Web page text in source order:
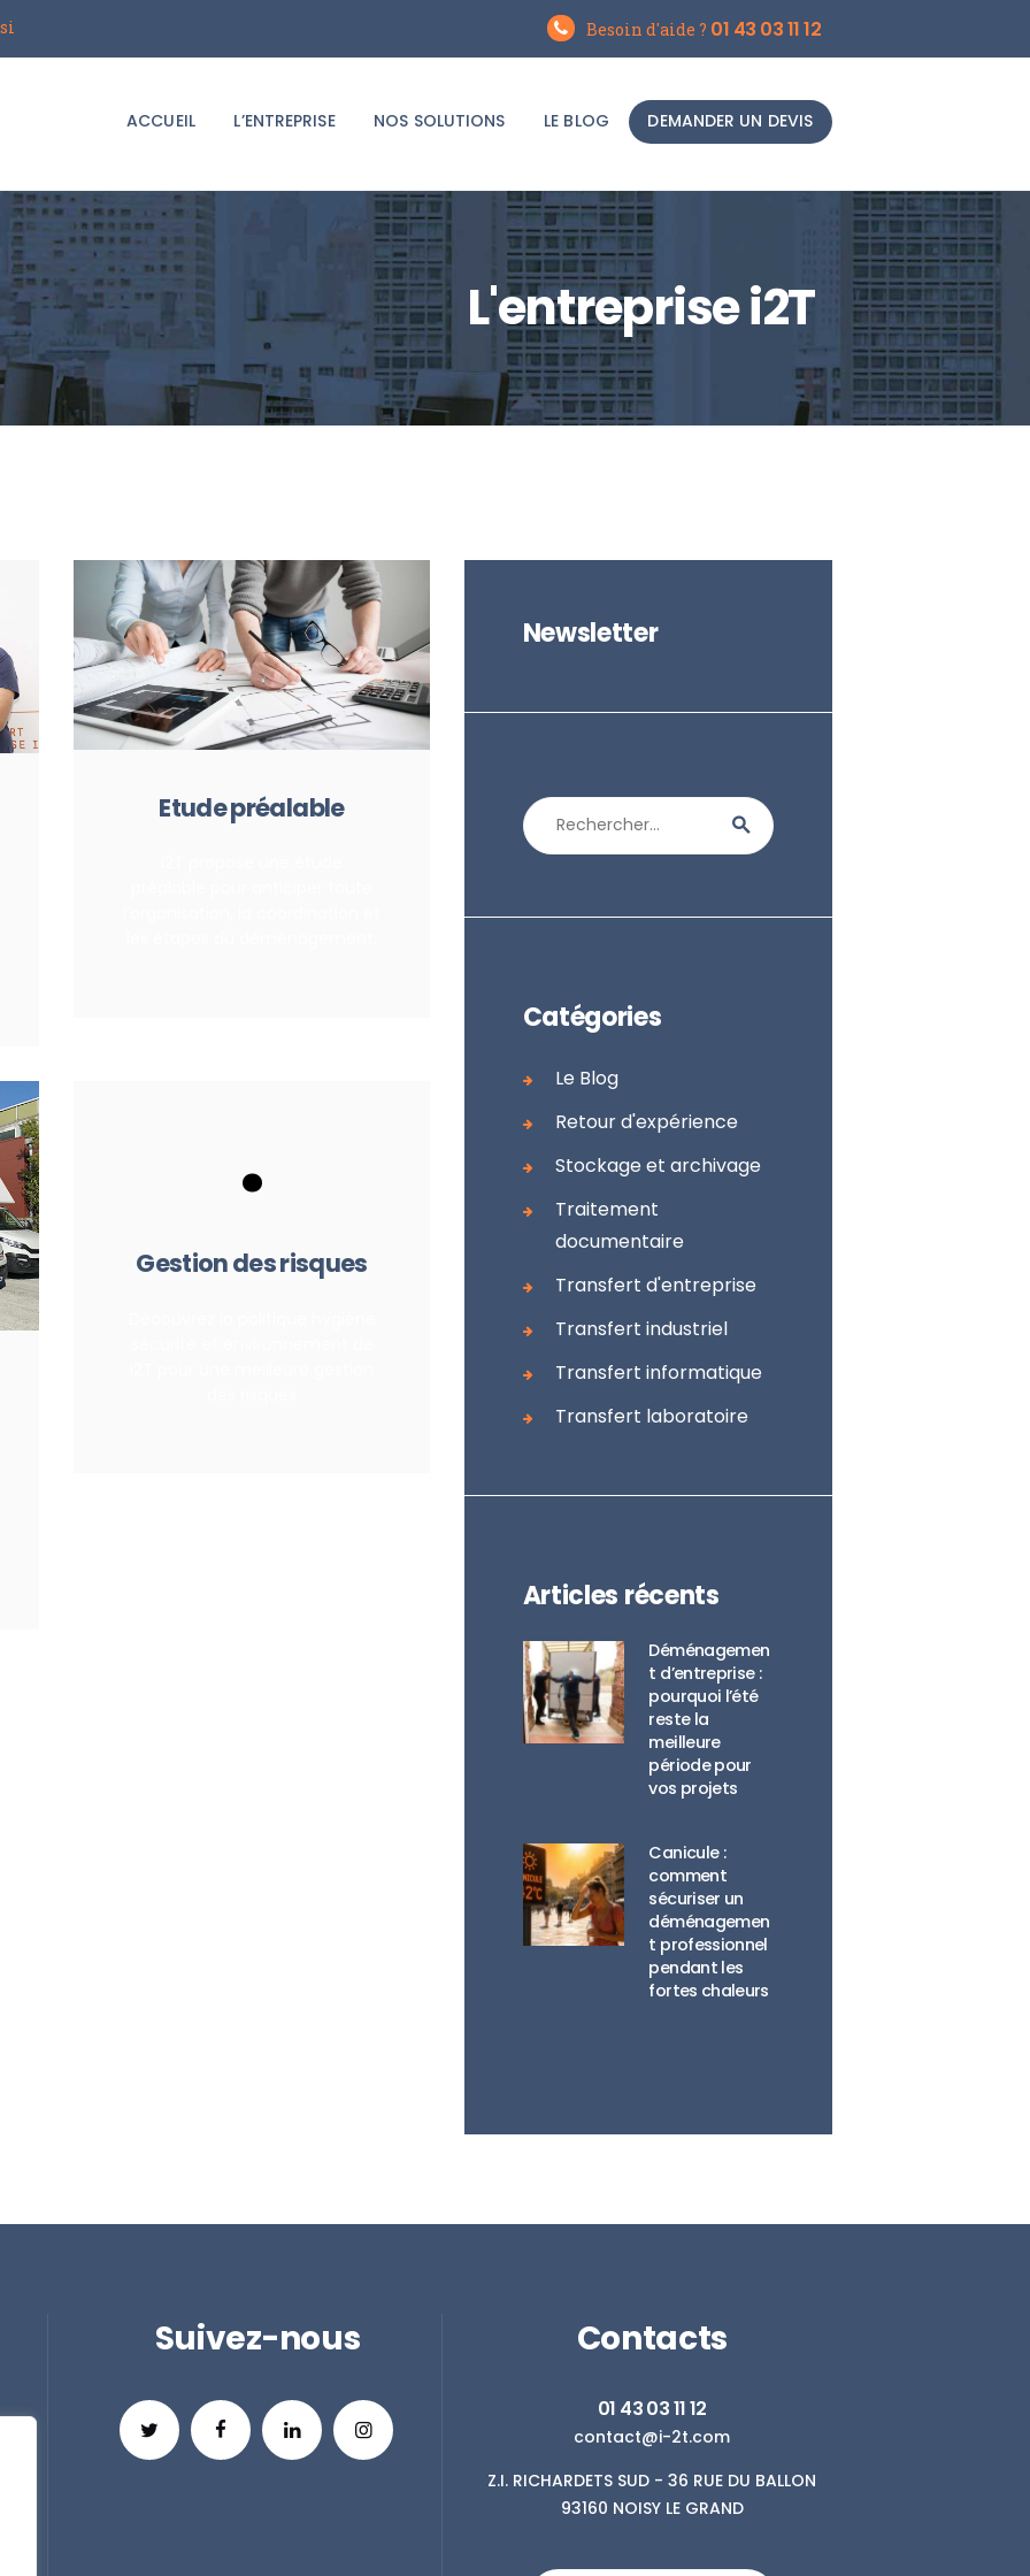
Besoin d'aide ? 01 43 03 11 12
ACCUEIL L’ENTREPRISE NOS SOLUTIONS LE BLOG DEMANDER UN DEVIS
L'entreprise i2T
LE BLOG
DEMANDER UN
DEVIS
Etude préalable
.
Gestion des risques
Newsletter
Rechercher :
Catégories
Le Blog
Retour d'expérience
Stockage et archivage
Traitement
documentaire
Transfert d'entreprise
Transfert industriel
Transfert informatique
Transfert laboratoire
Articles récents
Déménagemen
t d’entreprise :
pourquoi l’été
reste la
meilleure
période pour
vos projets
Canicule :
comment
sécuriser un
déménagemen
t professionnel
pendant les
fortes chaleurs
Suivez-nous Contacts
01 43 03 11 12
contact@i-2t.com
Z.I. RICHARDETS SUD - 36 RUE DU BALLON
93160 NOISY LE GRAND